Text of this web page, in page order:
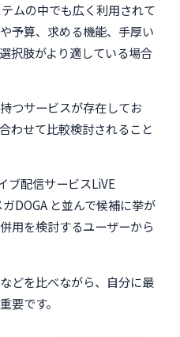
ムの中でも広く利用されて
予算、求める機能、手厚い
択肢がより適している場合
つサービスが存在してお
わせて比較検討されること
ブ配信サービスLiVE
DOGA と並んで候補に挙が
用を検討するユーザーから
どを比べながら、自分に最
要です。